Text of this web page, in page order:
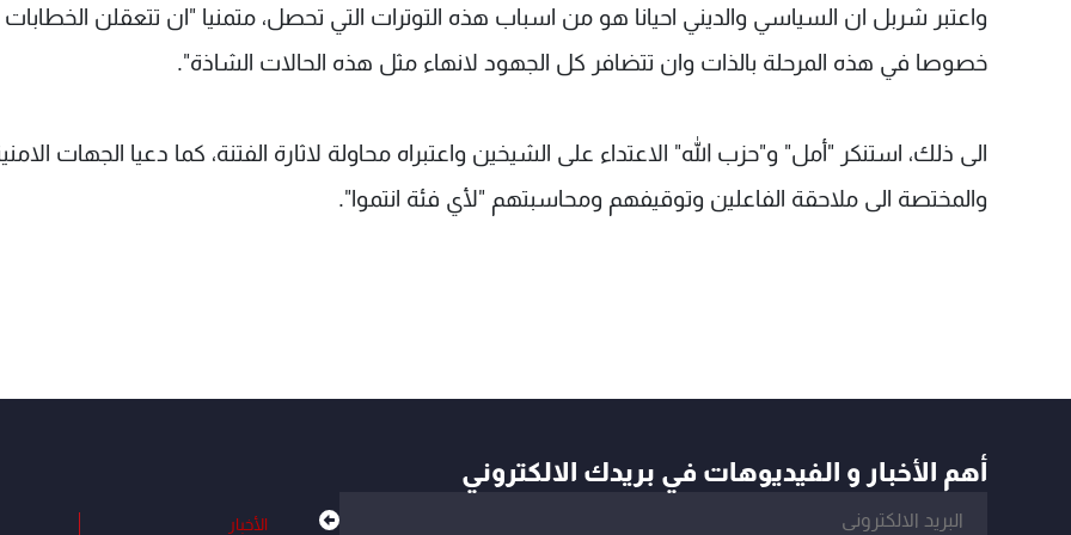
واعتبر شربل ان السياسي والديني احيانا هو من اسباب هذه التوترات التي تحصل، متمنيا "ان تتعقلن الخطابات
خصوصا في هذه المرحلة بالذات وان تتضافر كل الجهود لانهاء مثل هذه الحالات الشاذة".
الى ذلك، استنكر "أمل" و"حزب الله" الاعتداء على الشيخين واعتبراه محاولة لاثارة الفتنة، كما دعيا الجهات
والمختصة الى ملاحقة الفاعلين وتوقيفهم ومحاسبتهم "لأي فئة انتموا".
أهم الأخبار و الفيديوهات في بريدك الالكتروني
الأخبار